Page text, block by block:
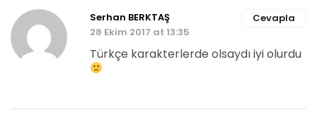
Cevapla
Serhan BERKTAŞ
28 Ekim 2017 at 13:35
Türkçe karakterlerde olsaydı iyi olurdu